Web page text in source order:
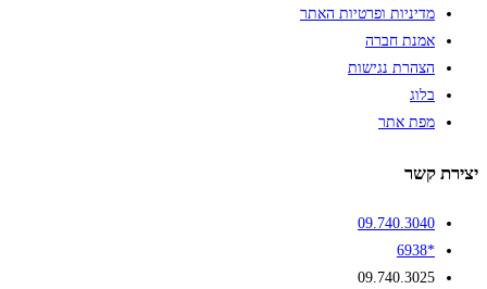
מדיניות ופרטיות האתר
אמנת חברה
הצהרת נגישות
בלוג
מפת אתר
יצירת קשר
09.740.3040
*6938
09.740.3025